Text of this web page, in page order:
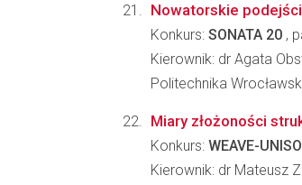
Nowatorskie
Konkurs: SONATA 20 ,
Kierownik: dr Agata
Politechnika
Miary złożoności
Konkurs: WEAVE-
Kierownik: dr Mateusz